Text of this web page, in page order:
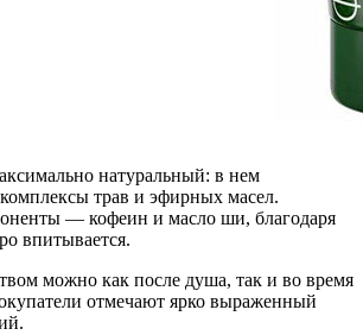
натуральный: в нем
трав и эфирных масел.
— кофеин и масло ши, благодаря
впитывается.
можно как после душа, так и во время
отмечают ярко выраженный